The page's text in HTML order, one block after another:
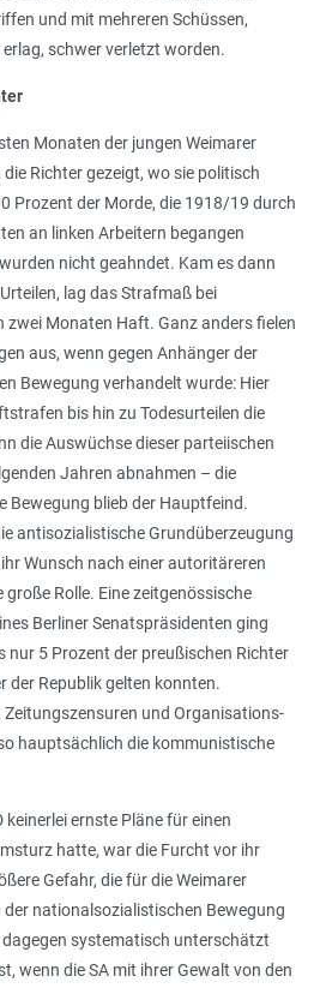
und mit mehreren Schüssen,
schwer verletzt worden.
Monaten der jungen Weimarer
Richter gezeigt, wo sie politisch
Prozent der Morde, die 1918/19 durch
an linken Arbeitern begangen
nicht geahndet. Kam es dann
lag das Strafmaß bei
Monaten Haft. Ganz anders fielen
aus, wenn gegen Anhänger der
Bewegung verhandelt wurde: Hier
bis hin zu Todesurteilen die
die Auswüchse dieser parteiischen
Jahren abnahmen – die
Bewegung blieb der Hauptfeind.
antisozialistische Grundüberzeugung
Wunsch nach einer autoritäreren
Rolle. Eine zeitgenössische
Berliner Senatspräsidenten ging
nur 5 Prozent der preußischen Richter
der Republik gelten konnten.
Zeitungszensuren und Organisations-
hauptsächlich die kommunistische
keinerlei ernste Pläne für einen
hatte, war die Furcht vor ihr
Gefahr, die für die Weimarer
der nationalsozialistischen Bewegung
systematisch unterschätzt
wenn die SA mit ihrer Gewalt von den